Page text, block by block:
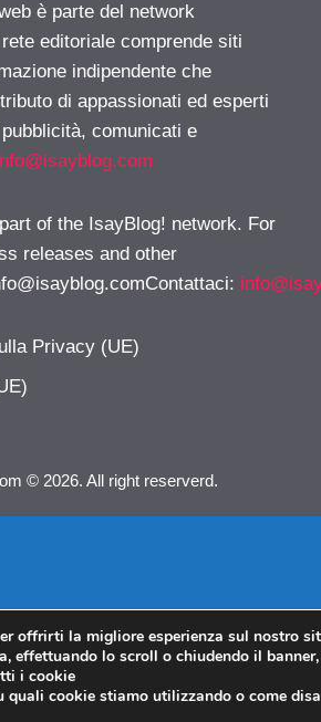
è parte del network
editoriale comprende siti
indipendente che
di appassionati ed esperti
comunicati e
of the IsayBlog! network. For
releases and other
:
Privacy (UE)
© 2026. All right reserverd.
offrirti la migliore esperienza sul nostro
effettuando lo scroll o chiudendo il
i cookie
quali cookie stiamo utilizzando o come